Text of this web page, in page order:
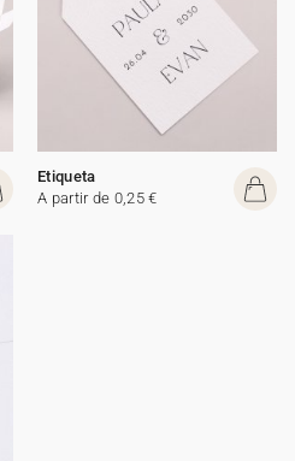
Etiqueta
A partir de 0,25 €